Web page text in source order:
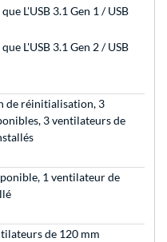
L'USB 3.1 Gen 1 / USB
L'USB 3.1 Gen 2 / USB
de réinitialisation, 3
3 ventilateurs de
1 ventilateur de
de 120 mm